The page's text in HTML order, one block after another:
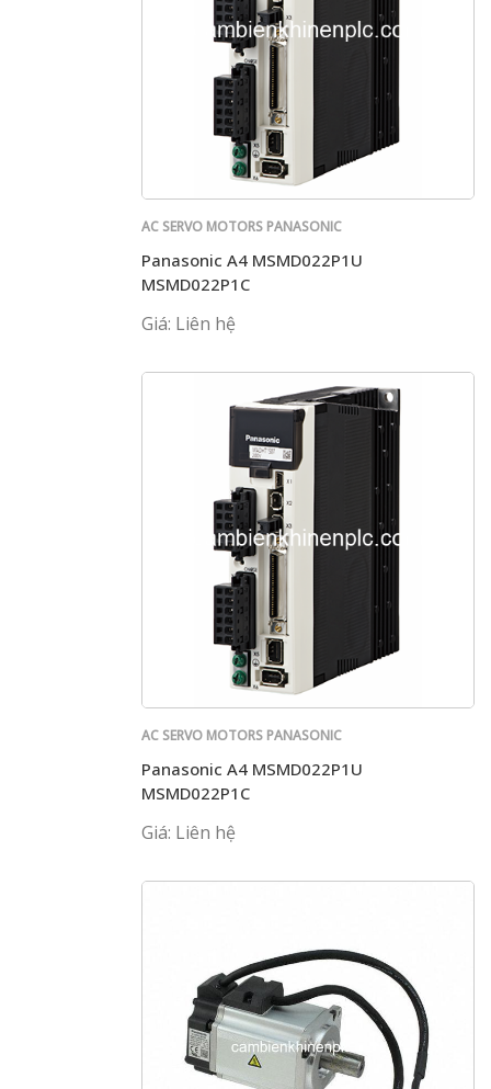
AC SERVO MOTORS PANASONIC
Panasonic A4 MSMD022P1U
MSMD022P1C
Giá: Liên hệ
AC SERVO MOTORS PANASONIC
Panasonic A4 MSMD022P1U
MSMD022P1C
Giá: Liên hệ